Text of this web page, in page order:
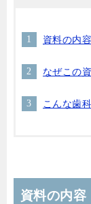
資料の内容
なぜこの
こんな歯
資料の内容